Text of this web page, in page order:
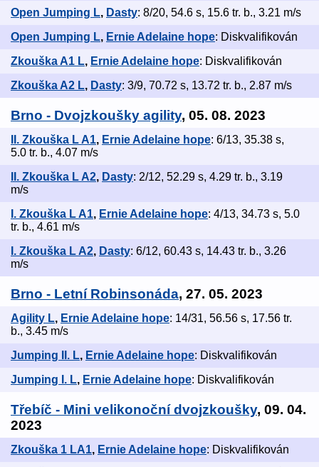
Open Jumping L, Dasty: 8/20, 54.6 s, 15.6 tr. b., 3.21 m/s
Open Jumping L, Ernie Adelaine hope: Diskvalifikován
Zkouška A1 L, Ernie Adelaine hope: Diskvalifikován
Zkouška A2 L, Dasty: 3/9, 70.72 s, 13.72 tr. b., 2.87 m/s
Brno - Dvojzkoušky agility, 05. 08. 2023
II. Zkouška L A1, Ernie Adelaine hope: 6/13, 35.38 s,
5.0 tr. b., 4.07 m/s
II. Zkouška L A2, Dasty: 2/12, 52.29 s, 4.29 tr. b., 3.19
m/s
I. Zkouška L A1, Ernie Adelaine hope: 4/13, 34.73 s, 5.0
tr. b., 4.61 m/s
I. Zkouška L A2, Dasty: 6/12, 60.43 s, 14.43 tr. b., 3.26
m/s
Brno - Letní Robinsonáda, 27. 05. 2023
Agility L, Ernie Adelaine hope: 14/31, 56.56 s, 17.56 tr.
b., 3.45 m/s
Jumping II. L, Ernie Adelaine hope: Diskvalifikován
Jumping I. L, Ernie Adelaine hope: Diskvalifikován
Třebíč - Mini velikonoční dvojzkoušky, 09. 04.
2023
Zkouška 1 LA1, Ernie Adelaine hope: Diskvalifikován